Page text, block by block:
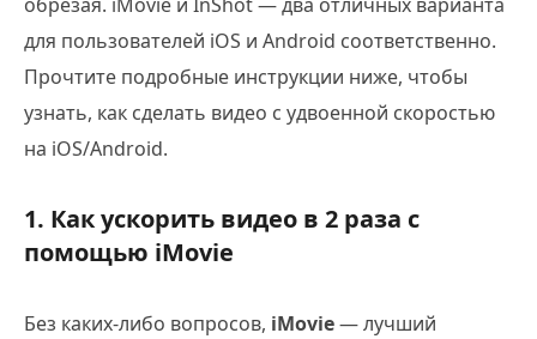
для пользователей iOS и Android соответственно.
Прочтите подробные инструкции ниже, чтобы
узнать, как сделать видео с удвоенной скоростью
на iOS/Android.
1. Как ускорить видео в 2 раза с
помощью iMovie
Без каких-либо вопросов, iMovie— лучший